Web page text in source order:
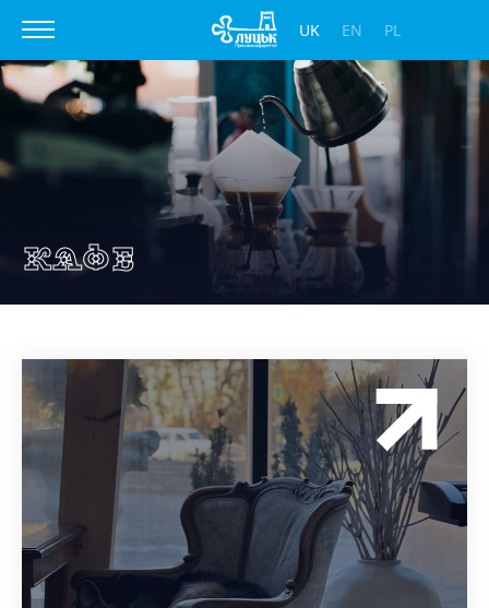
UK EN PL
Кафе